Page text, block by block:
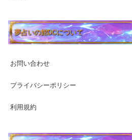
夢占いの館DCについて
お問い合わせ
プライバシーポリシー
利用規約